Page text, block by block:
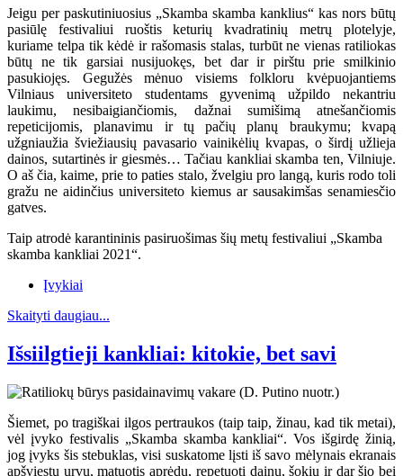
Jeigu per paskutiniuosius „Skamba skamba kanklius“ kas nors būtų
pasiūlę festivaliui ruoštis keturių kvadratinių metrų plotelyje,
kuriame telpa tik kėdė ir rašomasis stalas, turbūt ne vienas ratiliokas
būtų ne tik garsiai nusijuokęs, bet dar ir pirštu prie smilkinio
pasukiojęs. Gegužės mėnuo visiems folkloru kvėpuojantiems
Vilniaus universiteto studentams gyvenimą užpildo nekantriu
laukimu, nesibaigiančiomis, dažnai sumišimą atnešančiomis
repeticijomis, planavimu ir tų pačių planų braukymu; kvapą
užgniaužia šviežiausių pavasario vainikėlių kvapas, o širdį užlieja
dainos, sutartinės ir giesmės… Tačiau kankliai skamba ten, Vilniuje.
O aš čia, kaime, prie to paties stalo, žvelgiu pro langą, kuris rodo toli
gražu ne aidinčius universiteto kiemus ar sausakimšas senamiesčio
gatves.
Taip atrodė karantininis pasiruošimas šių metų festivaliui „Skamba
skamba kankliai 2021“.
Įvykiai
Skaityti daugiau...
Išsiilgtieji kankliai: kitokie, bet savi
Šiemet, po tragiškai ilgos pertraukos (taip taip, žinau, kad tik metai),
vėl įvyko festivalis „Skamba skamba kankliai“. Vos išgirdę žinią,
jog įvyks šis stebuklas, visi suskatome lįsti iš savo mėlynais ekranais
apšviestų urvų, matuotis aprėdų, repetuoti dainų, šokių ir dar šio bei